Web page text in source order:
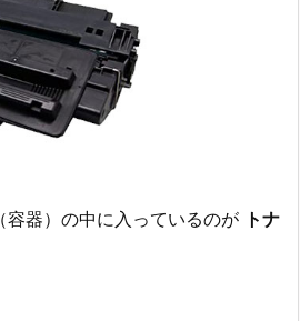
（容器）の中に入っているのが トナ